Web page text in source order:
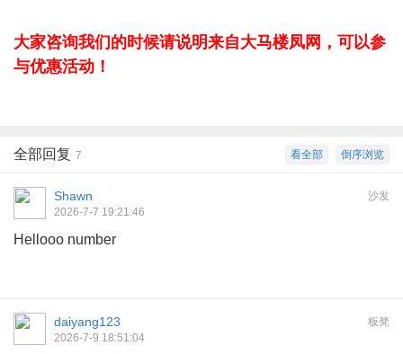
大家咨询我们的时候请说明来自大马楼凤网，可以参
与优惠活动！
倒序浏览
看全部
全部回复 7
沙发
Shawn
2026-7-7 19:21:46
Hellooo number
板凳
daiyang123
2026-7-9 18:51:04